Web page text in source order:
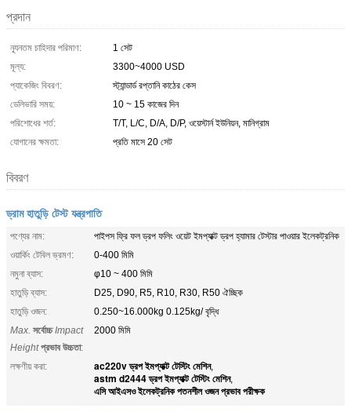
প্রদান
ন্যূনতম চাহিদার পরিমাণ:
1 সেট
মূল্য:
3300~4000 USD
প্যাকেজিং বিবরণ:
স্ট্যান্ডার্ড রপ্তানি কাঠের কেস
ডেলিভারি সময়:
10 ~ 15 কাজের দিন
পরিশোধের শর্ত:
T/T, L/C, D/A, D/P, ওয়েস্টার্ন ইউনিয়ন, মানিগ্রাম
যোগানের ক্ষমতা:
প্রতি মাসে 20 সেট
বিবরণ
ড্রাম হাতুড়ি টেস্ট যন্ত্রপাতি
পণ্যের নাম:
পাইপস ফ্রি ফল ড্রপ ফলিং ওয়েট ইমপ্যাক্ট ড্রপ হ্যামার টেস্টার পাওয়ার ইলেকট্রনিক
ওয়ার্কিং টেবিল ভ্রমণ:
0-400 মিমি
নমুনা ব্যাস:
φ10 ~ 400 মিমি
হাতুড়ি ব্যাস:
D25, D90, R5, R10, R30, R50 ঐচ্ছিক
হাতুড়ি ওজন:
0.250~16.000kg 0.125kg/ বৃদ্ধি
Max. সর্বোচ্চ Impact
Height প্রভাব উচ্চতা:
2000 মিমি
লক্ষণীয় করা: ac220v ড্রপ ইমপ্যাক্ট টেস্টিং মেশিন,
astm d2444 ড্রপ ইমপ্যাক্ট টেস্টিং মেশিন,
এসি আইএসও ইলেকট্রনিক পতনশীল ওজন প্রভাব পরীক্ষক